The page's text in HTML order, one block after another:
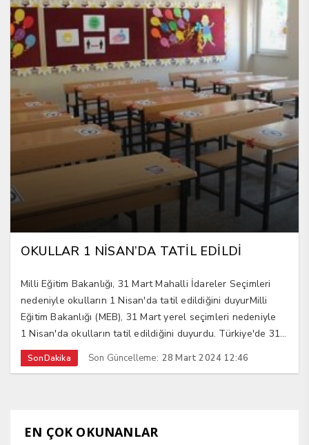
OKULLAR 1 NİSAN’DA TATİL EDİLDİ
Milli Eğitim Bakanlığı, 31 Mart Mahalli İdareler Seçimleri
nedeniyle okulların 1 Nisan'da tatil edildiğini duyurMilli
Eğitim Bakanlığı (MEB), 31 Mart yerel seçimleri nedeniyle
1 Nisan'da okulların tatil edildiğini duyurdu. Türkiye'de 31...
SonDakika Son Güncelleme: 28 Mart 2024 12:46
EN ÇOK OKUNANLAR